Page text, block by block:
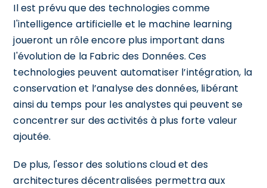
Il est prévu que des technologies comme
l'intelligence artificielle et le machine learning
joueront un rôle encore plus important dans
l'évolution de la Fabric des Données. Ces
technologies peuvent automatiser l’intégration, la
conservation et l’analyse des données, libérant
ainsi du temps pour les analystes qui peuvent se
concentrer sur des activités à plus forte valeur
ajoutée.
De plus, l'essor des solutions cloud et des
architectures décentralisées permettra aux